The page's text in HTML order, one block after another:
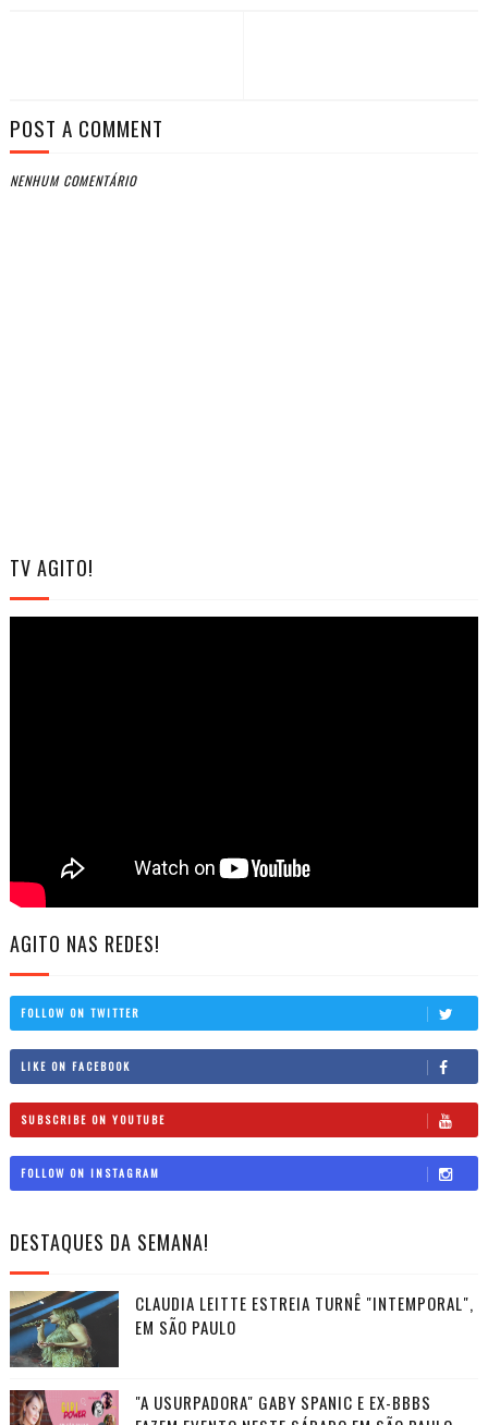
POST A COMMENT
NENHUM COMENTÁRIO
TV AGITO!
AGITO NAS REDES!
FOLLOW ON TWITTER
LIKE ON FACEBOOK
SUBSCRIBE ON YOUTUBE
FOLLOW ON INSTAGRAM
DESTAQUES DA SEMANA!
CLAUDIA LEITTE ESTREIA TURNÊ "INTEMPORAL",
EM SÃO PAULO
"A USURPADORA" GABY SPANIC E EX-BBBS